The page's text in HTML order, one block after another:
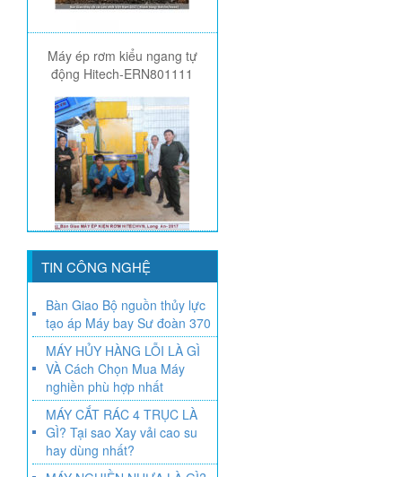
Máy ép rơm kiểu ngang tự
động Hitech-ERN801111
TIN CÔNG NGHỆ
Bàn Giao Bộ nguồn thủy lực
tạo áp Máy bay Sư đoàn 370
MÁY HỦY HÀNG LỖI LÀ GÌ
VÀ Cách Chọn Mua Máy
nghiền phù hợp nhất
MÁY CẮT RÁC 4 TRỤC LÀ
GÌ? Tại sao Xay vải cao su
hay dùng nhất?